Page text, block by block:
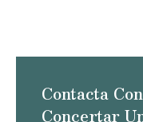
Contacta
Concertar